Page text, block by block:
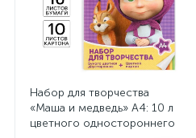
Набор для творчества
«Маша и медведь» А4: 10 л
цветного одностороннего